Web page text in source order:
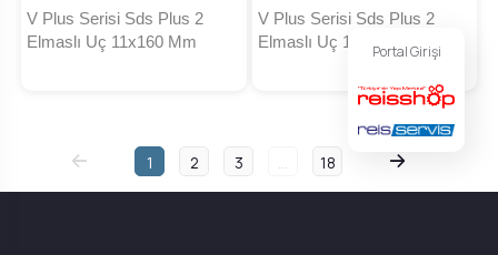
V Plus Serisi Sds Plus 2
Elmaslı Uç 11x160 Mm
V Plus Serisi Sds Plus 2
Elmaslı Uç 11x260 Mm
1 2 3 ... 18
Portal Girişi